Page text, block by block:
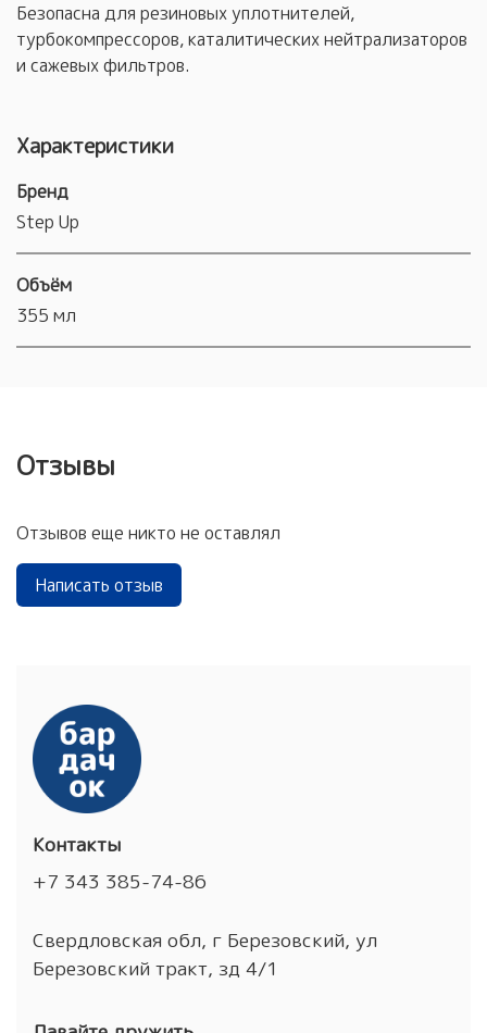
Безопасна для резиновых уплотнителей,
турбокомпрессоров, каталитических нейтрализаторов
и сажевых фильтров.
Характеристики
Бренд
Step Up
Объём
355 мл
Отзывы
Отзывов еще никто не оставлял
Написать отзыв
Контакты
+7 343 385-74-86
Свердловская обл, г Березовский, ул
Березовский тракт, зд 4/1